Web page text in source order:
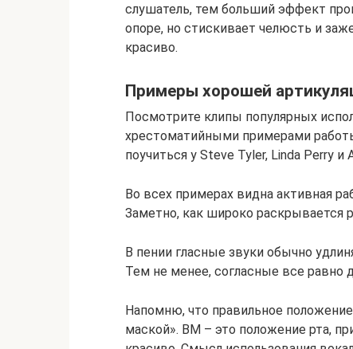
слушатель, тем больший эффект
опоре, но стискивает челюсть и
красиво.
Примеры хорошей
Посмотрите клипы популярных
хрестоматийными примерами
поучиться у Steve Tyler, Linda Perry и
Во всех примерах видна активная
Заметно, как широко раскрывается
В пении гласные звуки обычно
Тем не менее, согласные все равно
Напомню, что правильное
маской». ВМ – это положение рта,